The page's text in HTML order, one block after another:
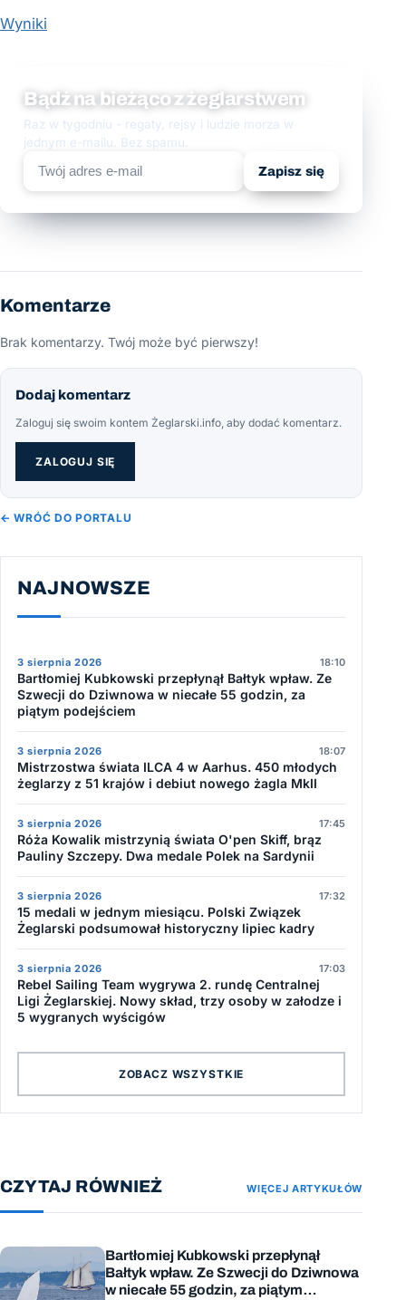
Wyniki
Bądź na bieżąco z żeglarstwem
Raz w tygodniu - regaty, rejsy i ludzie morza w
jednym e-mailu. Bez spamu.
Zapisz się
Komentarze
Brak komentarzy. Twój może być pierwszy!
Dodaj komentarz
Zaloguj się swoim kontem Żeglarski.info, aby dodać komentarz.
ZALOGUJ SIĘ
← WRÓĆ DO PORTALU
NAJNOWSZE
3 sierpnia 2026 18:10
Bartłomiej Kubkowski przepłynął Bałtyk wpław. Ze
Szwecji do Dziwnowa w niecałe 55 godzin, za
piątym podejściem
3 sierpnia 2026 18:07
Mistrzostwa świata ILCA 4 w Aarhus. 450 młodych
żeglarzy z 51 krajów i debiut nowego żagla MkII
3 sierpnia 2026 17:45
Róża Kowalik mistrzynią świata O'pen Skiff, brąz
Pauliny Szczepy. Dwa medale Polek na Sardynii
3 sierpnia 2026 17:32
15 medali w jednym miesiącu. Polski Związek
Żeglarski podsumował historyczny lipiec kadry
3 sierpnia 2026 17:03
Rebel Sailing Team wygrywa 2. rundę Centralnej
Ligi Żeglarskiej. Nowy skład, trzy osoby w załodze i
5 wygranych wyścigów
ZOBACZ WSZYSTKIE
CZYTAJ RÓWNIEŻ WIĘCEJ ARTYKUŁÓW
Bartłomiej Kubkowski przepłynął
Bałtyk wpław. Ze Szwecji do Dziwnowa
w niecałe 55 godzin, za piątym